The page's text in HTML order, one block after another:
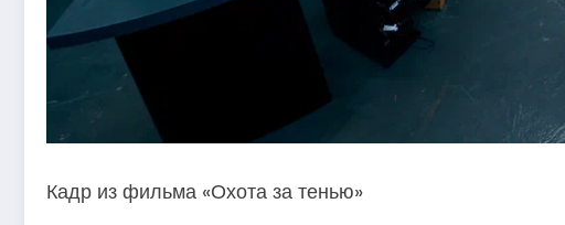
Кадр из фильма «Охота за тенью»